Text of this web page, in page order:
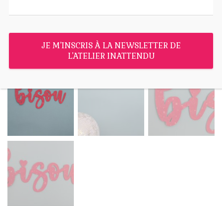
JE M'INSCRIS À LA NEWSLETTER DE
L'ATELIER INATTENDU